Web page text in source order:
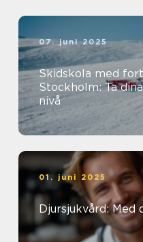
07. juni 2025
Skidskola med
Stockholm: Ta
nivå
01. juni 2025
Djursjukvård: Med